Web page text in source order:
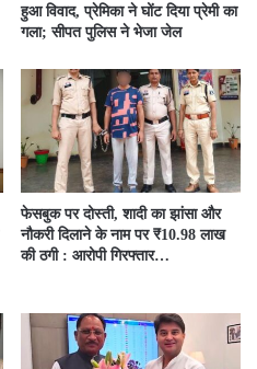
हुआ विवाद, प्रेमिका ने घोंट दिया प्रेमी का
गला; सीपत पुलिस ने भेजा जेल
फेसबुक पर दोस्ती, शादी का झांसा और
नौकरी दिलाने के नाम पर ₹10.98 लाख
की ठगी : आरोपी गिरफ्तार…